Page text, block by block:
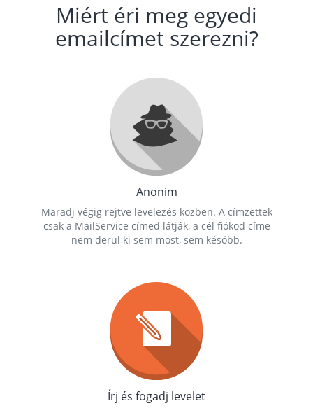
Miért éri meg egyedi
emailcímet szerezni?
Anonim
Maradj végig rejtve levelezés közben. A címzettek
csak a MailService címed látják, a cél fiókod címe
nem derül ki sem most, sem később.
Írj és fogadj levelet